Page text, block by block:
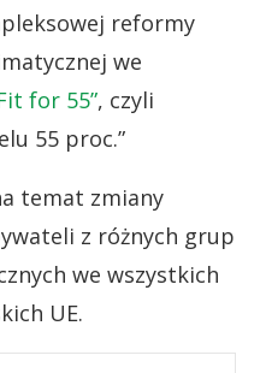
reformy
we
for 55”, czyli
55 proc.”
temat zmiany
z różnych grup
we wszystkich
UE.